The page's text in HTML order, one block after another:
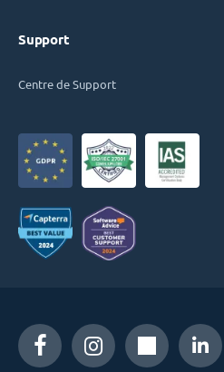
Support
Centre de Support